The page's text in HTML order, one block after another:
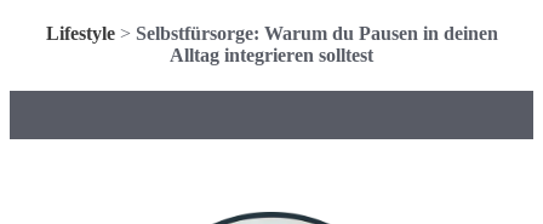
Lifestyle> Selbstfürsorge: Warum du Pausen in deinen
Alltag integrieren solltest